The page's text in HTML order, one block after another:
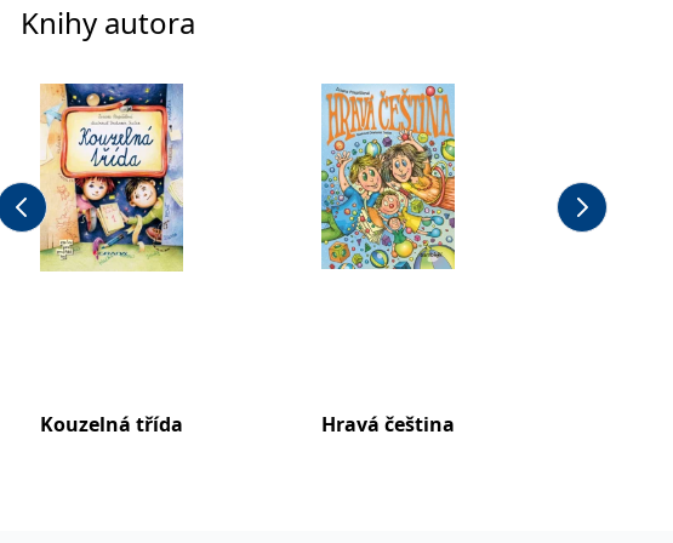
Knihy autora
Kouzelná třída Hravá čeština